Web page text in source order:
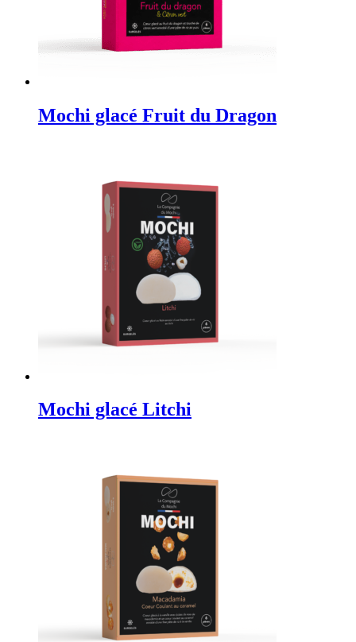
Mochi glacé Fruit du Dragon
Mochi glacé Litchi